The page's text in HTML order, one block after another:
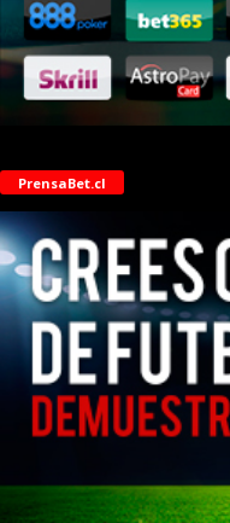
PrensaBet.cl